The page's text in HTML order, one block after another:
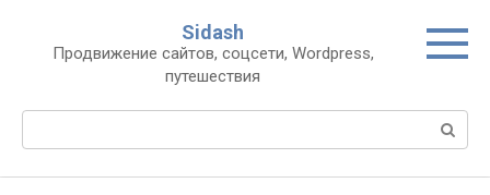
контенту
Sidash
Продвижение сайтов, соцсети, Wordpress,
путешествия